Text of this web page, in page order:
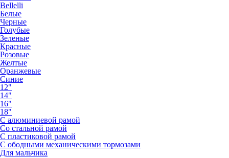
Bellelli
Белые
Черные
Голубые
Зеленые
Красные
Розовые
Желтые
Оранжевые
Синие
12"
14"
16"
18"
С алюминиевой рамой
Со стальной рамой
С пластиковой рамой
С ободными механическими тормозами
Для мальчика